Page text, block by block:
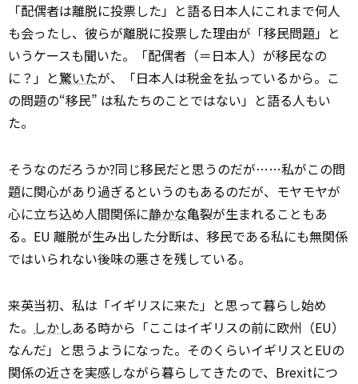
「配偶者は離脱に投票した」と語る日本人にこれまで何人
も会ったし、彼らが離脱に投票した理由が「移民問題」と
いうケースも聞いた。「配偶者（＝日本人）が移民なの
に？」と驚いたが、「日本人は税金を払っているから。こ
の問題の“移民” は私たちのことではない」と語る人もい
た。
そうなのだろうか?同じ移民だと思うのだが……私がこの問
題に関心があり過ぎるというのもあるのだが、モヤモヤが
心に立ち込め人間関係に静かな亀裂が生まれることもあ
る。EU 離脱が生み出した分断は、移民である私にも無関係
ではいられない後味の悪さを残している。
来英当初、私は「イギリスに来た」と思って暮らし始め
た。 しかしある時から「ここはイギリスの前に欧州（EU）
なんだ」と思うようになった。そのくらいイギリスとEUの
関係の近さを実感しながら暮らしてきたので、Brexitにつ